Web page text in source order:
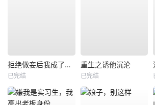
拒绝做妾后我成了太子侧妃
已完结
重生之诱他沉沦
已完结